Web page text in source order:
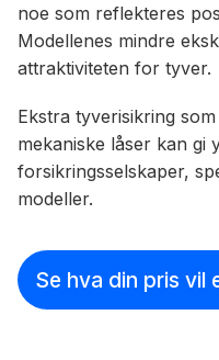
noe som reflekteres
Modellenes mindre
attraktiviteten for tyver.
Ekstra tyverisikring
mekaniske låser kan gi
forsikringsselskaper,
modeller.
Se hva din pris vil